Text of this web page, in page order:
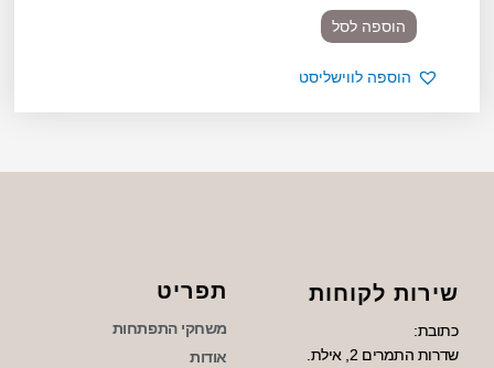
הוספה לסל
הוספה לווישליסט
שירות לקוחות
כתובת:
שדרות התמרים 2, אילת.
תפריט
משחקי התפתחות
אודות